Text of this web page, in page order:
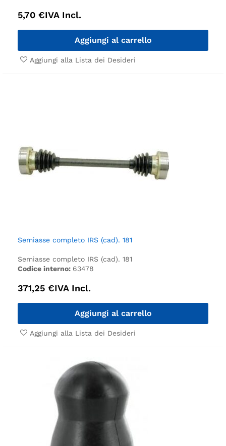
5,70 €IVA Incl.
Aggiungi al carrello
Aggiungi alla Lista dei Desideri
Semiasse completo IRS (cad). 181
Semiasse completo IRS (cad). 181
Codice interno: 63478
371,25 €IVA Incl.
Aggiungi al carrello
Aggiungi alla Lista dei Desideri